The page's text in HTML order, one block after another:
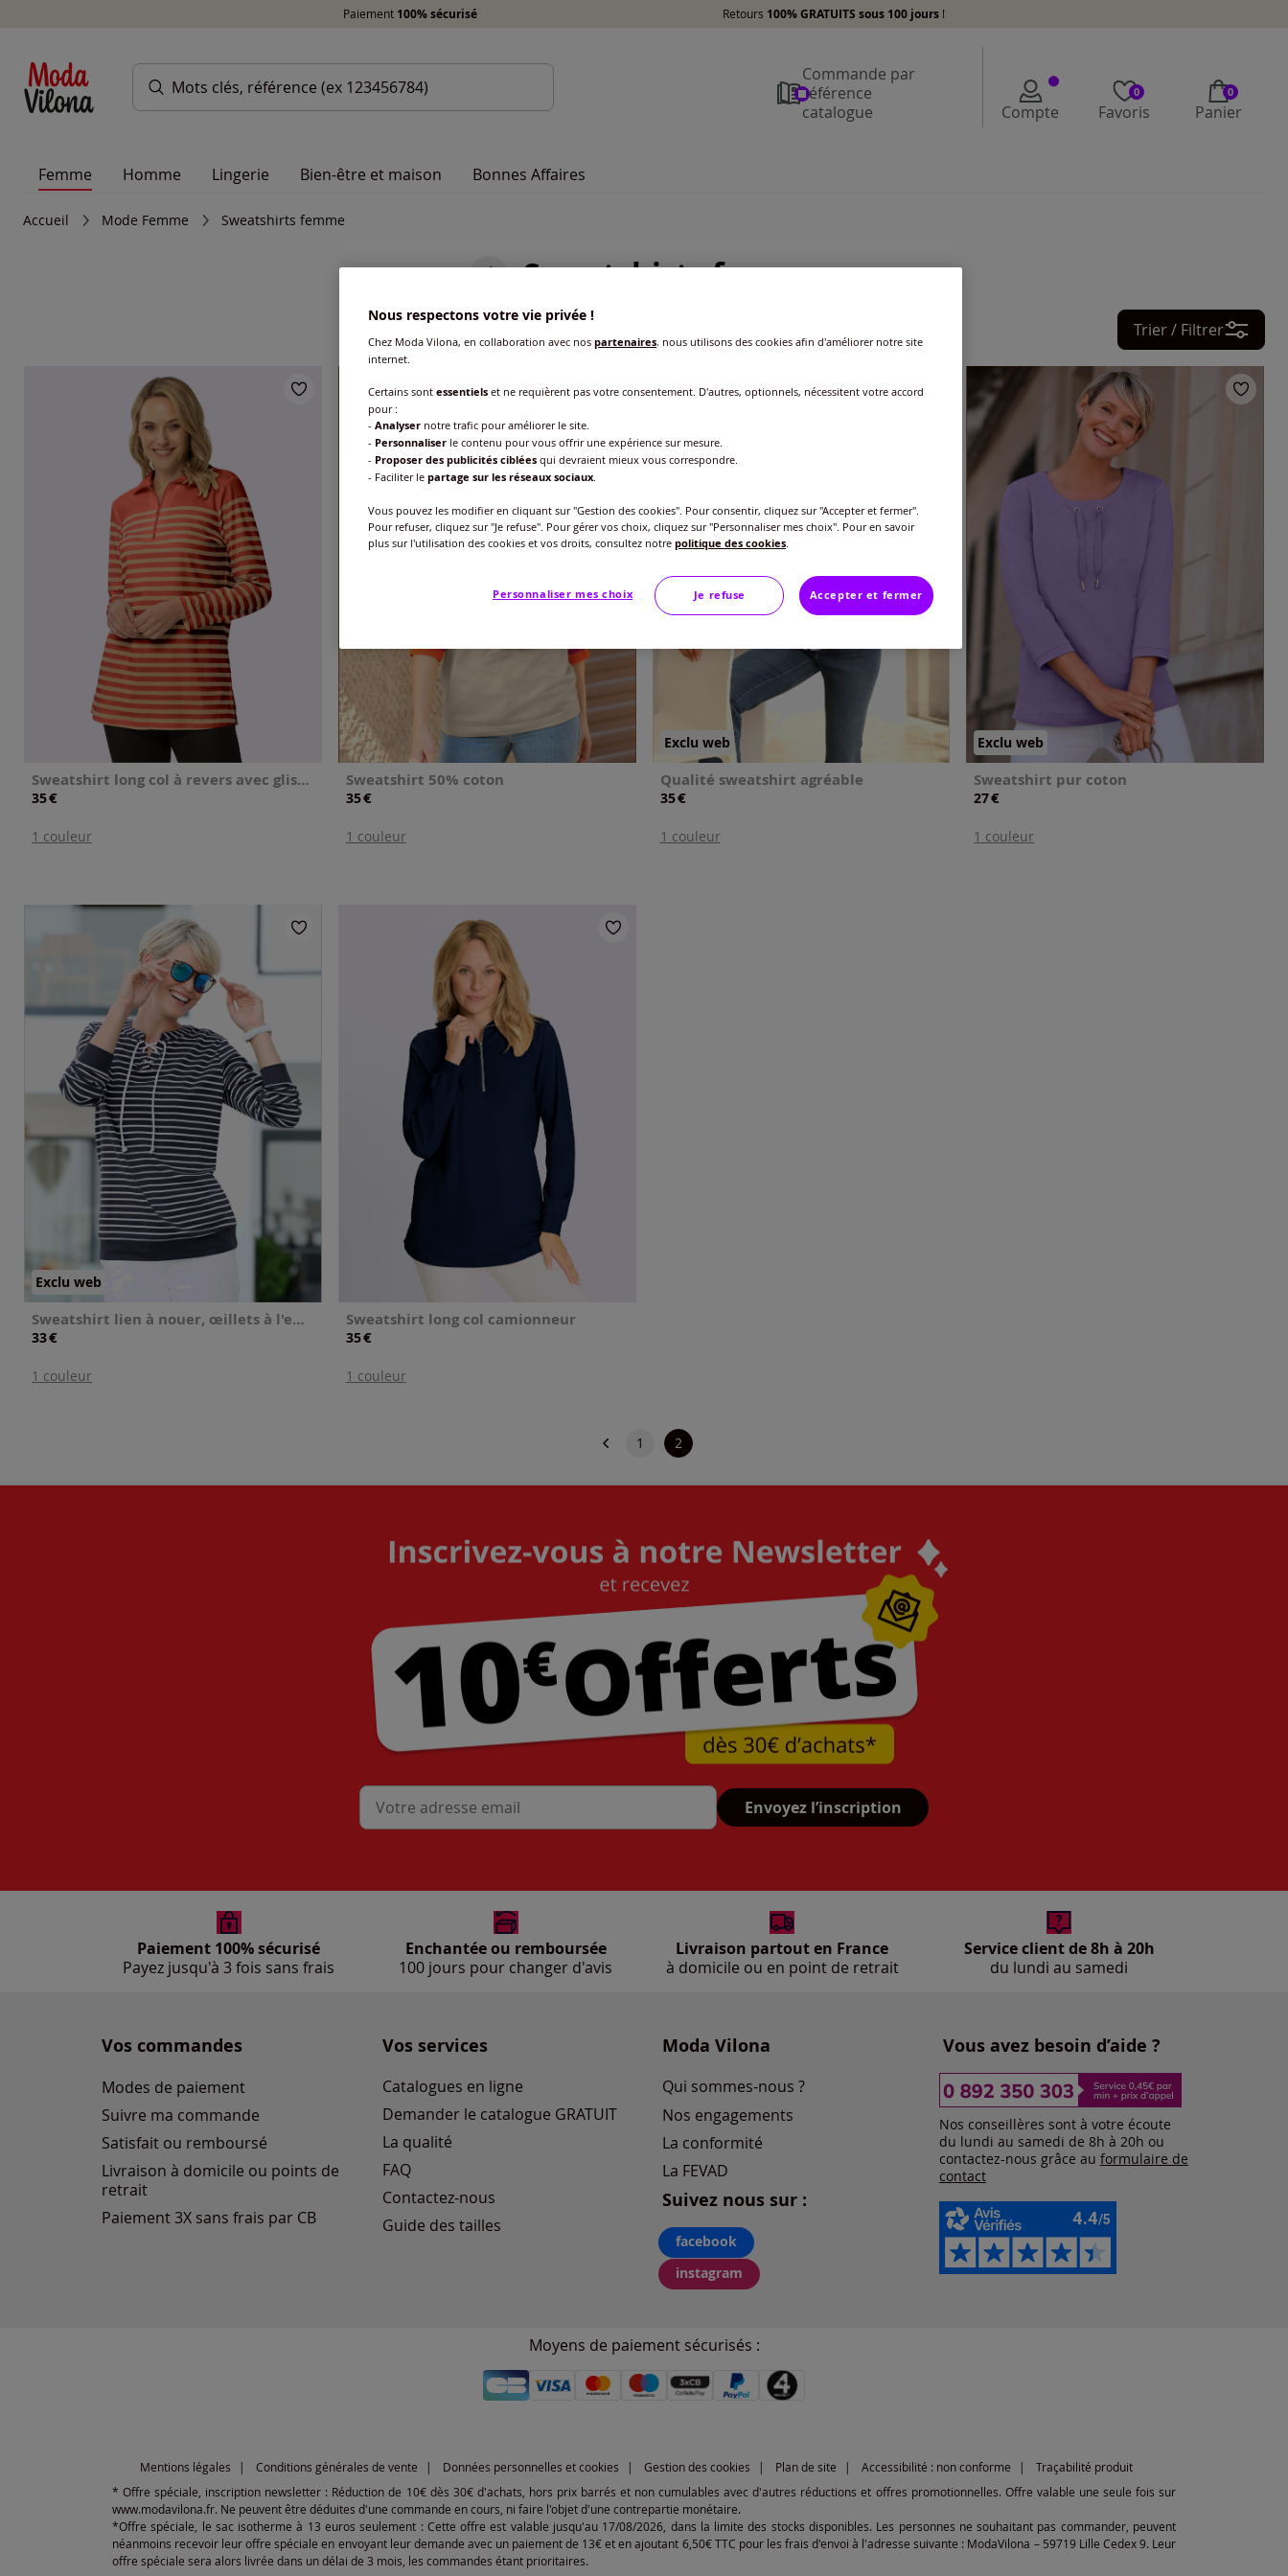
Paiement 100% sécurisé Retours 100% GRATUITS sous 100 jours !
Commande par
référence
catalogue
Compte
0
Favoris
0
Panier
Femme Homme Lingerie Bien-être et maison Bonnes Affaires
Accueil Mode Femme Sweatshirts femme
Sweatshirts femme
Trier / Filtrer
Sweatshirt long col à revers avec glissière
35€
1 couleur
Sweatshirt 50% coton
35€
1 couleur
Exclu web
Qualité sweatshirt agréable
35€
1 couleur
Exclu web
Sweatshirt pur coton
27€
1 couleur
Exclu web
Sweatshirt lien à nouer, œillets à l'encolure
33€
1 couleur
Sweatshirt long col camionneur
35€
1 couleur
1 2
Mon adresse mail Envoyez l’inscription
Paiement 100% sécurisé
Payez jusqu'à 3 fois sans frais
Enchantée ou remboursée
100 jours pour changer d'avis
Livraison partout en France
à domicile ou en point de retrait
Service client de 8h à 20h
du lundi au samedi
Vos commandes
Modes de paiement
Suivre ma commande
Satisfait ou remboursé
Livraison à domicile ou points de
retrait
Paiement 3X sans frais par CB
Vos services
Catalogues en ligne
Demander le catalogue GRATUIT
La qualité
FAQ
Contactez-nous
Guide des tailles
Moda Vilona
Qui sommes-nous ?
Nos engagements
La conformité
La FEVAD
Suivez nous sur :
facebook
instagram
Vous avez besoin d’aide ?
Nos conseillères sont à votre écoute
du lundi au samedi de 8h à 20h ou
contactez-nous grâce au formulaire de
contact
Moyens de paiement sécurisés :
Mentions légales Conditions générales de vente Données personnelles et cookies Gestion des cookies Plan de site Accessibilité : non conforme
Traçabilité produit
* Offre spéciale, inscription newsletter : Réduction de 10€ dès 30€ d'achats, hors prix barrés et non cumulables avec d'autres réductions et offres promotionnelles. Offre valable une seule fois sur
www.modavilona.fr. Ne peuvent être déduites d'une commande en cours, ni faire l'objet d'une contrepartie monétaire.
*Offre spéciale, le sac isotherme à 13 euros seulement : Cette offre est valable jusqu'au 17/08/2026, dans la limite des stocks disponibles. Les personnes ne souhaitant pas commander, peuvent
néanmoins recevoir leur offre spéciale en envoyant leur demande avec un paiement de 13€ et en ajoutant 6,50€ TTC pour les frais d'envoi à l'adresse suivante : ModaVilona – 59719 Lille Cedex 9. Leur
offre spéciale sera alors livrée dans un délai de 3 mois, les commandes étant prioritaires.
Nous respectons votre vie privée !
Chez Moda Vilona, en collaboration avec nos partenaires, nous utilisons des cookies afin d'améliorer notre site
internet.
Certains sont essentiels et ne requièrent pas votre consentement. D'autres, optionnels, nécessitent votre accord
pour :
- Analyser notre trafic pour améliorer le site.
- Personnaliser le contenu pour vous offrir une expérience sur mesure.
- Proposer des publicités ciblées qui devraient mieux vous correspondre.
- Faciliter le partage sur les réseaux sociaux.
Vous pouvez les modifier en cliquant sur "Gestion des cookies". Pour consentir, cliquez sur "Accepter et fermer".
Pour refuser, cliquez sur "Je refuse". Pour gérer vos choix, cliquez sur "Personnaliser mes choix". Pour en savoir
plus sur l'utilisation des cookies et vos droits, consultez notre politique des cookies.
Personnaliser mes choix Je refuse Accepter et fermer